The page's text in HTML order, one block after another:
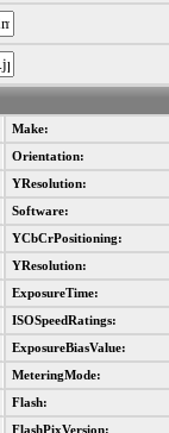
Make:
Orientation:
YResolution:
Software:
YCbCrPositioning:
YResolution:
ExposureTime:
ISOSpeedRatings:
ExposureBiasValue:
MeteringMode:
Flash:
FlashPixVersion: